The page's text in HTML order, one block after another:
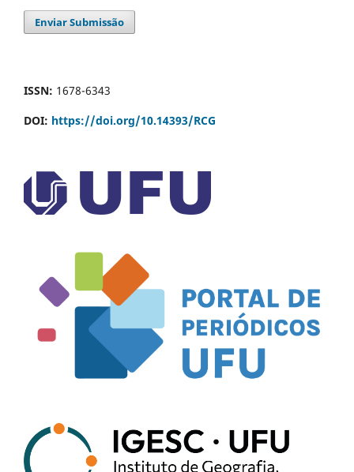
Enviar Submissão
ISSN: 1678-6343
DOI: https://doi.org/10.14393/RCG